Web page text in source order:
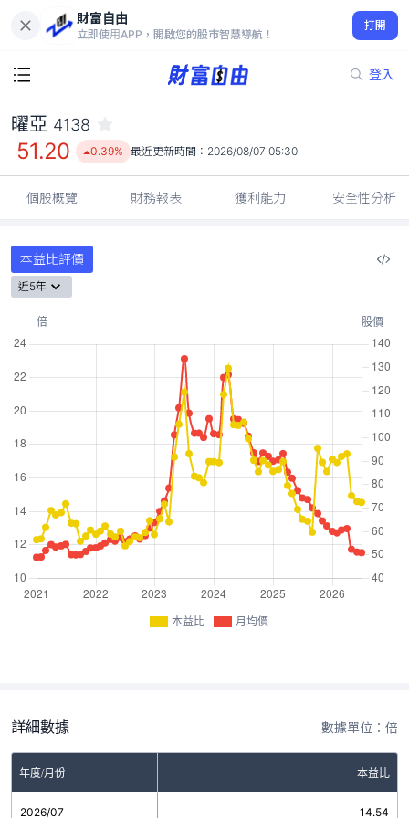
財富自由
立即使用APP，開啟您的股市智慧導航！
打開
登入
51.20
0.39%
曜亞 4138
51.20 0.39% 最近更新時間： 2026/08/07 05:30
個股概覽 財務報表 獲利能力 安全性分析
本益比評價
近5年
本益比 月均價
詳細數據 數據單位：倍
年度/月份 本益比
2026/07 14.54